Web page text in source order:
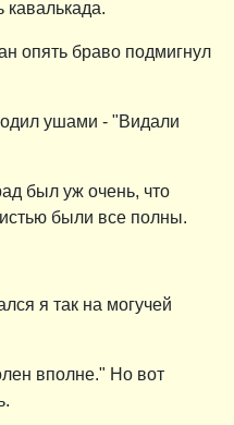
кавалькада.
опять браво подмигнул
ушами - "Видали
был уж очень, что
были все полны.
я так на могучей
вполне." Но вот